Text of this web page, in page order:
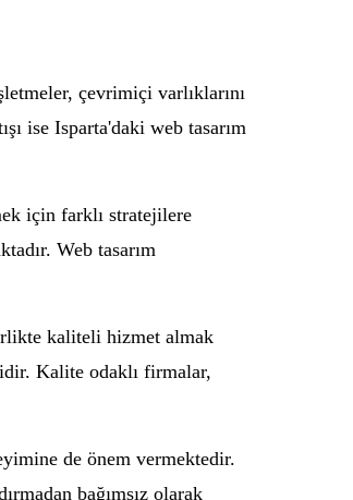
çevrimiçi varlıklarını
ise Isparta'daki web tasarım
için farklı stratejilere
Web tasarım
kaliteli hizmet almak
Kalite odaklı firmalar,
de önem vermektedir.
bağımsız olarak